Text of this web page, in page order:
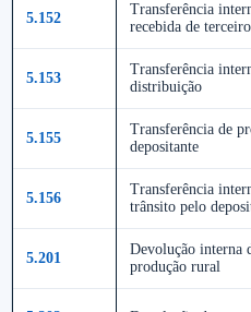
5.152
Transferência
recebida de
5.153
Transferência
distribuição
5.155
Transferência de
depositante
5.156
Transferência
trânsito pelo
5.201
Devolução interna
produção rural